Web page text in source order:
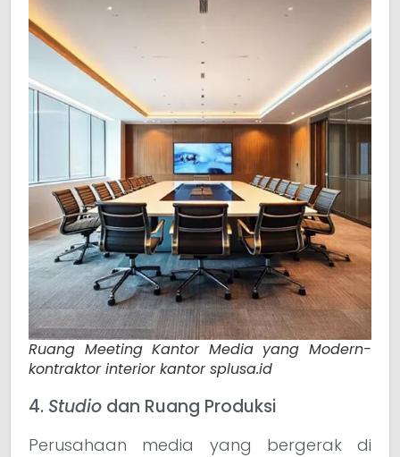
Ruang Meeting Kantor Media yang Modern-
kontraktor interior kantor splusa.id
4. Studio dan Ruang Produksi
Perusahaan media yang bergerak di